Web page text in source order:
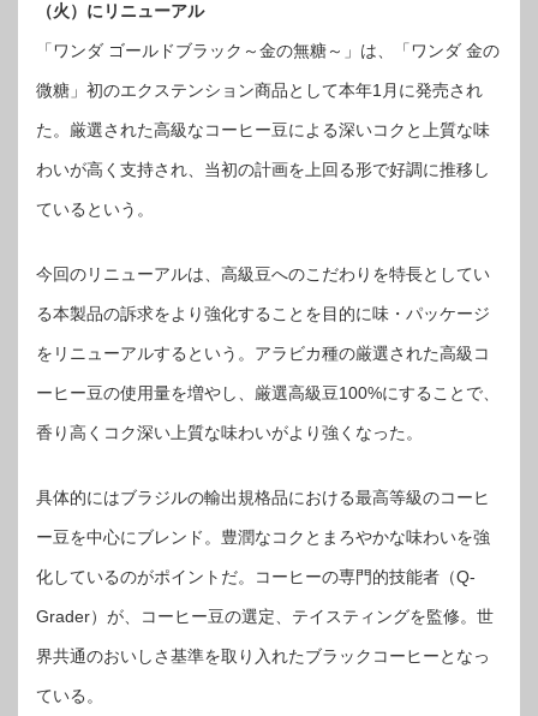
（火）にリニューアル
「ワンダ ゴールドブラック～金の無糖～」は、「ワンダ 金の
微糖」初のエクステンション商品として本年1月に発売され
た。厳選された高級なコーヒー豆による深いコクと上質な味
わいが高く支持され、当初の計画を上回る形で好調に推移し
ているという。
今回のリニューアルは、高級豆へのこだわりを特長としてい
る本製品の訴求をより強化することを目的に味・パッケージ
をリニューアルするという。アラビカ種の厳選された高級コ
ーヒー豆の使用量を増やし、厳選高級豆100%にすることで、
香り高くコク深い上質な味わいがより強くなった。
具体的にはブラジルの輸出規格品における最高等級のコーヒ
ー豆を中心にブレンド。豊潤なコクとまろやかな味わいを強
化しているのがポイントだ。コーヒーの専門的技能者（Q-
Grader）が、コーヒー豆の選定、テイスティングを監修。世
界共通のおいしさ基準を取り入れたブラックコーヒーとなっ
ている。